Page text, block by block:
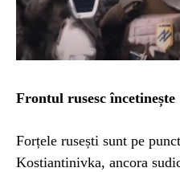
Frontul rusesc încetinește
Forțele rusești sunt pe
Kostiantinivka, ancora